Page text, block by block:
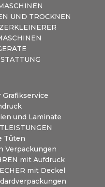
UND TROCKNEN
Grafikservice
und Laminate
Tüten
Verpackungen
mit Aufdruck
mit Deckel